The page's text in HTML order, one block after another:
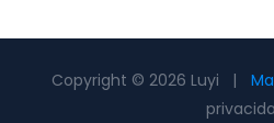
Copyright © 2026 Luyi |